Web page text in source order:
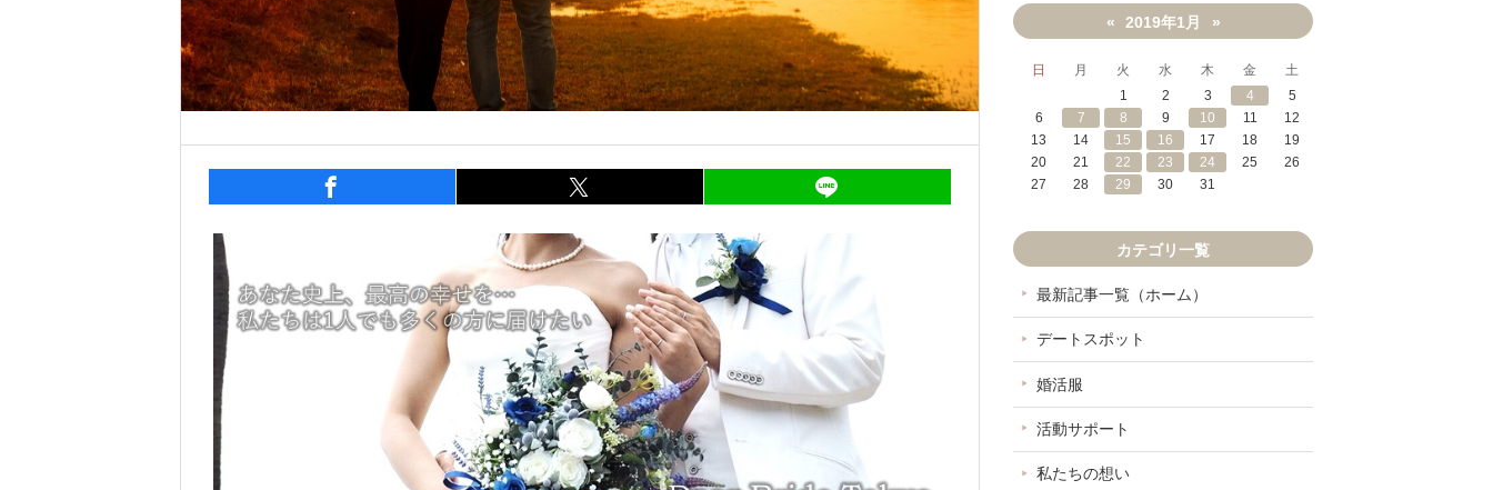
LINEで送る
« 2019年1月 »
日 月 火 水 木 金
土
1
2 3 4
5
6
7 8 9 10 11
12
13
14 15 16 17 18
19
20
21 22 23 24 25
26
27
28 29 30 31
カテゴリ一覧
最新記事一覧（ホーム）
デートスポット
婚活服
活動サポート
私たちの想い